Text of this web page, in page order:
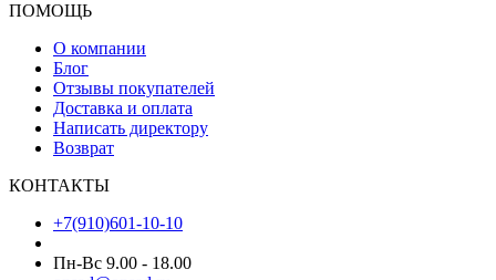
ПОМОЩЬ
О компании
Блог
Отзывы покупателей
Доставка и оплата
Написать директору
Возврат
КОНТАКТЫ
+7(910)601-10-10
Пн-Вс 9.00 - 18.00